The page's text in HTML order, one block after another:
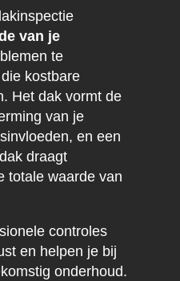
van je
te
kostbare
Het dak vormt de
van je
en een
draagt
totale waarde van
controles
en helpen je bij
onderhoud.